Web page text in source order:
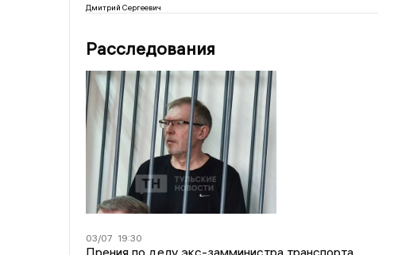
Дмитрий Сергеевич
Расследования
03/07 19:30
Прения по делу экс-замминистра транспорта